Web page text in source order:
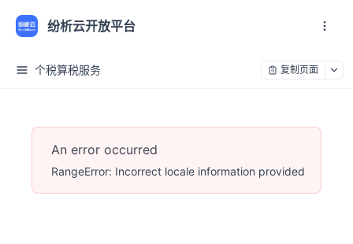
纷析云开放平台
个税算税服务 复制页面
An error occurred
RangeError: Incorrect locale information provided